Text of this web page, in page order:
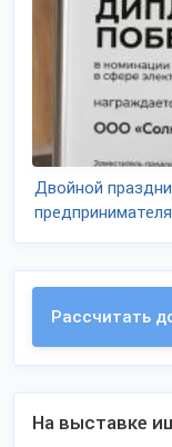
Двойной
Рассчитать
На выставке